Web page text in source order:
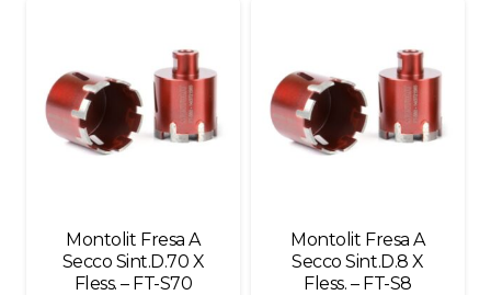
Montolit Fresa A
Secco Sint.D.70 X
Fless. – FT-S70
Montolit Fresa A
Secco Sint.D.8 X
Fless. – FT-S8